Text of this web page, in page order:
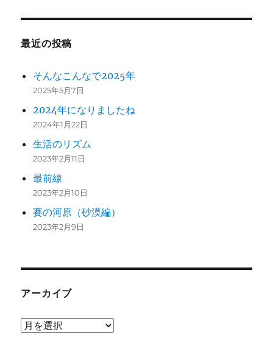
最近の投稿
そんなこんなで2025年
2025年5月7日
2024年になりましたね
2024年1月22日
生活のリズム
2023年2月11日
最前線
2023年2月10日
賽の河原（砂漠編）
2023年2月9日
アーカイブ
ア